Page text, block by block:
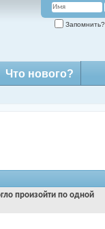
Запомнить?
Что нового?
произойти по одной